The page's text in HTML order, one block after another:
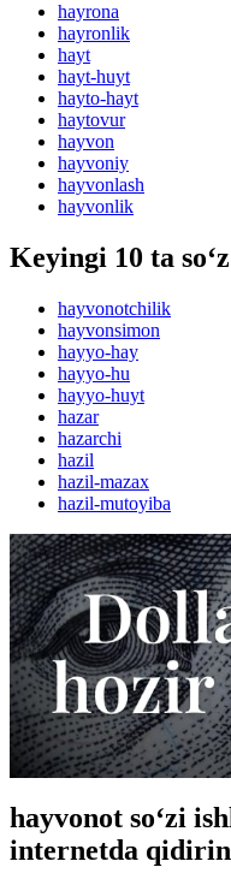
hayrona
hayronlik
hayt
hayt-huyt
hayto-hayt
haytovur
hayvon
hayvoniy
hayvonlash
hayvonlik
Keyingi 10 ta so‘z
hayvonotchilik
hayvonsimon
hayyo-hay
hayyo-hu
hayyo-huyt
hazar
hazarchi
hazil
hazil-mazax
hazil-mutoyiba
hayvonot so‘zi
internetda